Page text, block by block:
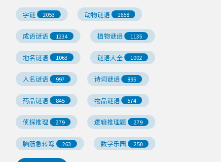
字谜 2053 动物谜语 1658
成语谜语 1234 植物谜语 1135
地名谜语 1063 谜语大全 1002
人名谜语 997 诗词谜语 895
药品谜语 845 物品谜语 574
侦探推理 279 逻辑推理题 279
脑筋急转弯 263 数学乐园 250